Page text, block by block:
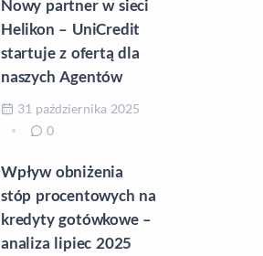
Nowy partner w sieci
Helikon – UniCredit
startuje z ofertą dla
naszych Agentów
31 października 2025
0
Wpływ obniżenia
stóp procentowych na
kredyty gotówkowe –
analiza lipiec 2025